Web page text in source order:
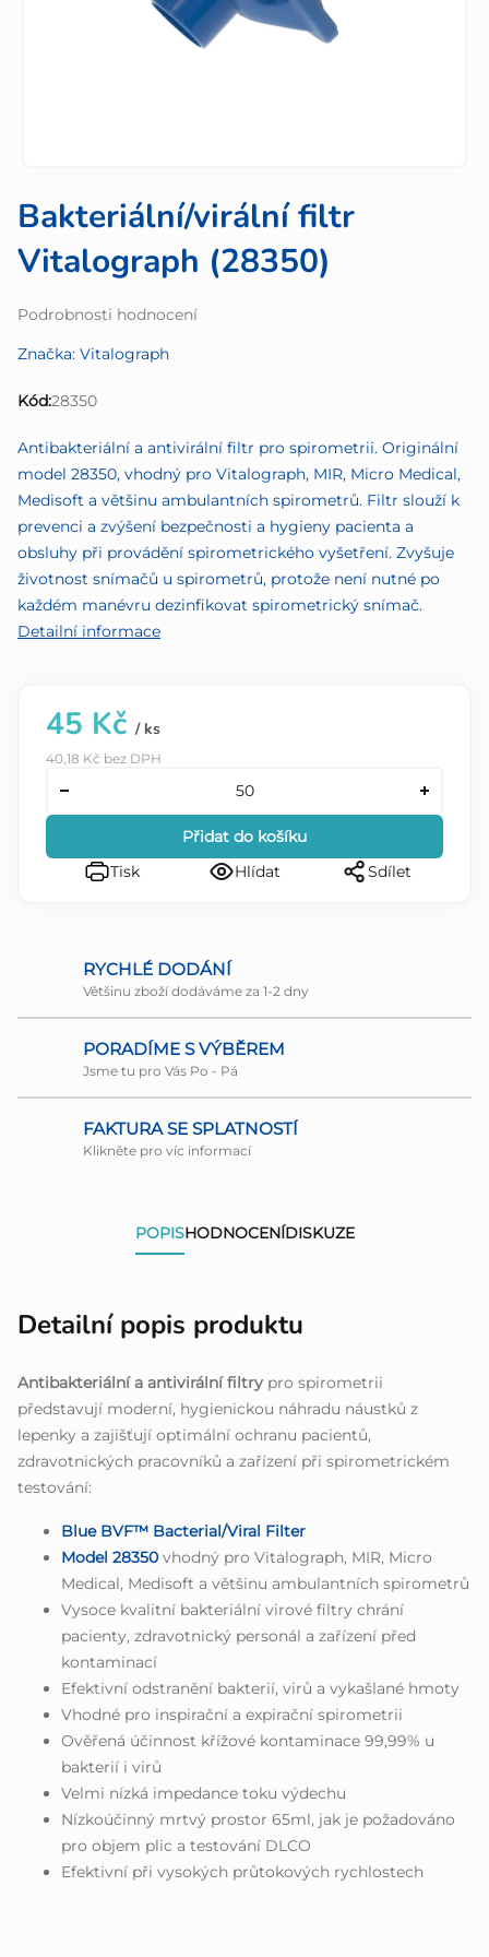
Bakteriální/virální filtr
Vitalograph (28350)
Průměrné
produktu
0,0
Podrobnosti hodnocení
Značka: Vitalograph
Kód:28350
Antibakteriální a antivirální filtr pro spirometrii. Originální
model 28350, vhodný pro Vitalograph, MIR, Micro Medical,
Medisoft a většinu ambulantních spirometrů. Filtr slouží k
prevenci a zvýšení bezpečnosti a hygieny pacienta a
obsluhy při provádění spirometrického vyšetření. Zvyšuje
životnost snímačů u spirometrů, protože není nutné po
každém manévru dezinfikovat spirometrický snímač.
Detailní informace
45 Kč / ks
40,18 Kč bez DPH
Přidat do košíku
Tisk
Hlídat Sdílet
RYCHLÉ DODÁNÍ
Většinu zboží dodáváme za 1-2 dny
PORADÍME S VÝBĚREM
Jsme tu pro Vás Po - Pá
FAKTURA SE SPLATNOSTÍ
Klikněte pro víc informací
POPISHODNOCENÍDISKUZE
Detailní popis produktu
Antibakteriální a antivirální filtry pro spirometrii
představují moderní, hygienickou náhradu náustků z
lepenky a zajišťují optimální ochranu pacientů,
zdravotnických pracovníků a zařízení při spirometrickém
testování:
Blue BVF™ Bacterial/Viral Filter
Model 28350 vhodný pro Vitalograph, MIR, Micro
Medical, Medisoft a většinu ambulantních spirometrů
Vysoce kvalitní bakteriální virové filtry chrání
pacienty, zdravotnický personál a zařízení před
kontaminací
Efektivní odstranění bakterií, virů a vykašlané hmoty
Vhodné pro inspirační a expirační spirometrii
Ověřená účinnost křížové kontaminace 99,99% u
bakterií i virů
Velmi nízká impedance toku výdechu
Nízkoúčinný mrtvý prostor 65ml, jak je požadováno
pro objem plic a testování DLCO
Efektivní při vysokých průtokových rychlostech